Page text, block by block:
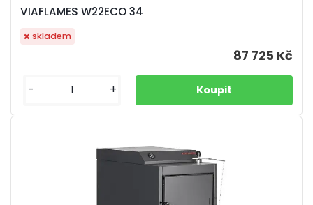
VIAFLAMES W22ECO 34
87 725 Kč
skladem
- +